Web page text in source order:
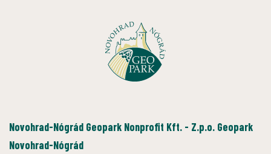
Novohrad-Nógrád Geopark Nonprofit Kft. - Z.p.o. Geopark
Novohrad-Nógrád